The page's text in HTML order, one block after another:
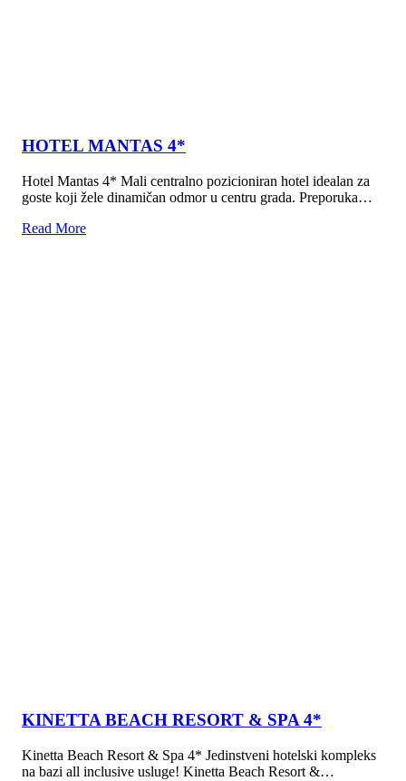
HOTEL MANTAS 4*
Hotel Mantas 4* Mali centralno pozicioniran hotel idealan za
goste koji žele dinamičan odmor u centru grada. Preporuka…
Read More
KINETTA BEACH RESORT & SPA 4*
Kinetta Beach Resort & Spa 4* Jedinstveni hotelski kompleks
na bazi all inclusive usluge! Kinetta Beach Resort &…